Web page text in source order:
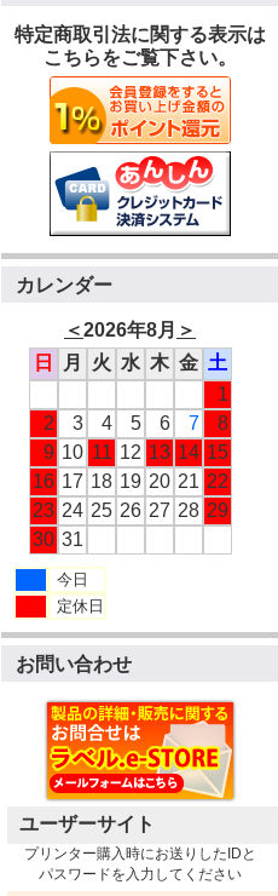
特定商取引法に関する表示は
こちらをご覧下さい。
カレンダー
＜2026年8月 ＞
日
月 火 水 木 金 土
1
2
3 4 5 6 7
8
9 10 11 12 13 14 15
16 17 18 19 20 21 22
23 24 25 26 27 28 29
30 31
今日
定休日
お問い合わせ
ユーザーサイト
プリンター購入時にお送りしたIDと
パスワードを入力してください